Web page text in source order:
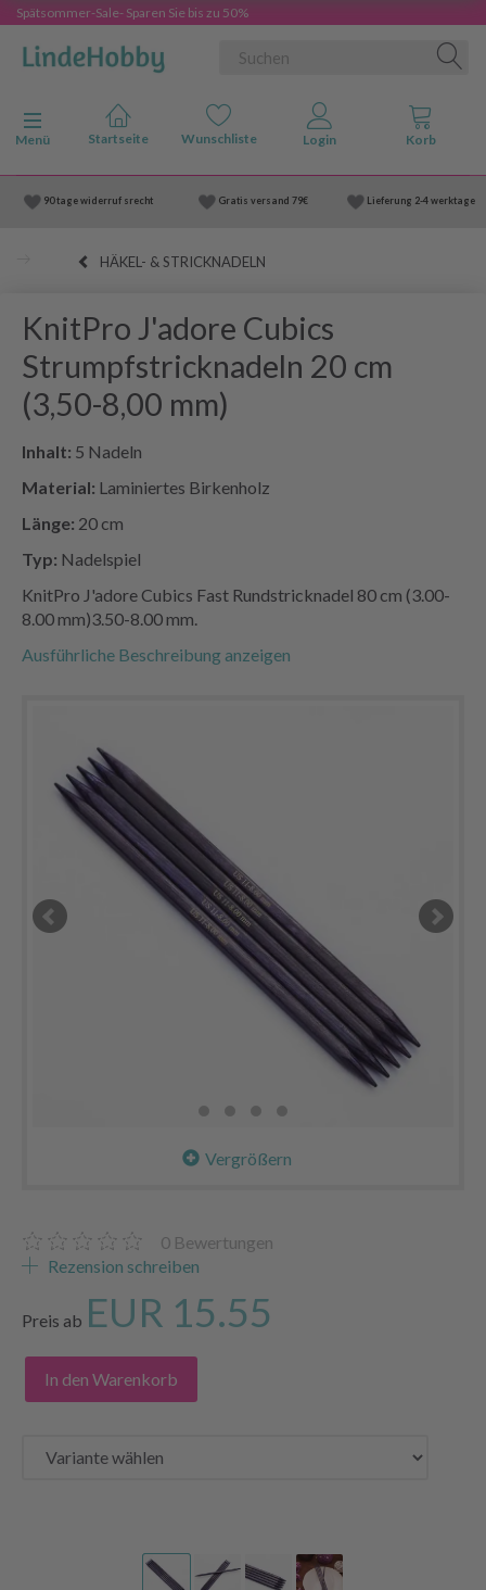
Spätsommer-Sale- Sparen Sie bis zu 50%
Anzeige ändern
Menü
90 tage widerruf srecht Gratis versand 79€ Lieferung 2-4 werktage
HÄKEL- & STRICKNADELN
KnitPro J'adore Cubics
Strumpfstricknadeln 20 cm
(3,50-8,00 mm)
Inhalt: 5 Nadeln
Material: Laminiertes Birkenholz
Länge: 20 cm
Typ: Nadelspiel
KnitPro J'adore Cubics Fast Rundstricknadel 80 cm (3.00-
8.00 mm)3.50-8.00 mm.
Ausführliche Beschreibung anzeigen
Vergrößern
0 Bewertungen
Rezension schreiben
Preis ab EUR 15.55
In den Warenkorb